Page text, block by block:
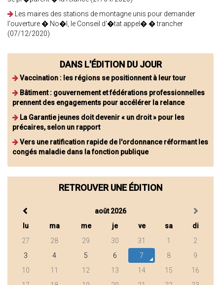
Les maires des stations de montagne unis pour demander
l'ouverture � No�l, le Conseil d'�tat appel� � trancher
(07/12/2020)
DANS L'ÉDITION DU JOUR
Vaccination : les régions se positionnent à leur tour
Bâtiment : gouvernement et fédérations professionnelles
prennent des engagements pour accélérer la relance
La Garantie jeunes doit devenir « un droit » pour les
précaires, selon un rapport
Vers une ratification rapide de l'ordonnance réformant les
congés maladie dans la fonction publique
RETROUVER UNE ÉDITION
août 2026
lu
ma me je ve sa
di
27
28 29 30 31 1
2
3
4 5 6 7 8
9
10
11 12 13 14 15
16